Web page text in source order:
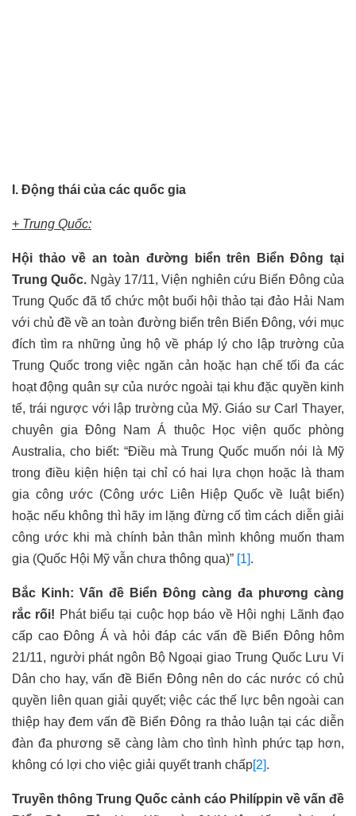
I. Động thái của các quốc gia
+ Trung Quốc:
Hội thảo về an toàn đường biển trên Biển Đông tại
Trung Quốc. Ngày 17/11, Viện nghiên cứu Biển Đông của
Trung Quốc đã tổ chức một buổi hội thảo tại đảo Hải Nam
với chủ đề về an toàn đường biển trên Biển Đông, với mục
đích tìm ra những ủng hộ về pháp lý cho lập trường của
Trung Quốc trong việc ngăn cản hoặc hạn chế tối đa các
hoạt động quân sự của nước ngoài tại khu đặc quyền kinh
tế, trái ngược với lập trường của Mỹ. Giáo sư Carl Thayer,
chuyên gia Đông Nam Á thuộc Học viện quốc phòng
Australia, cho biết: “Điều mà Trung Quốc muốn nói là Mỹ
trong điều kiện hiện tại chỉ có hai lựa chọn hoặc là tham
gia công ước (Công ước Liên Hiệp Quốc về luật biển)
hoặc nếu không thì hãy im lặng đừng cố tìm cách diễn giải
công ước khi mà chính bản thân mình không muốn tham
gia (Quốc Hội Mỹ vẫn chưa thông qua)” [1].
Bắc Kinh: Vấn đề Biển Đông càng đa phương càng
rắc rối! Phát biểu tại cuộc họp báo về Hội nghị Lãnh đạo
cấp cao Đông Á và hỏi đáp các vấn đề Biển Đông hôm
21/11, người phát ngôn Bộ Ngoại giao Trung Quốc Lưu Vi
Dân cho hay, vấn đề Biển Đông nên do các nước có chủ
quyền liên quan giải quyết; việc các thế lực bên ngoài can
thiệp hay đem vấn đề Biển Đông ra thảo luận tại các diễn
đàn đa phương sẽ càng làm cho tình hình phức tạp hơn,
không có lợi cho việc giải quyết tranh chấp[2].
Truyền thông Trung Quốc cảnh cáo Philíppin về vấn đề